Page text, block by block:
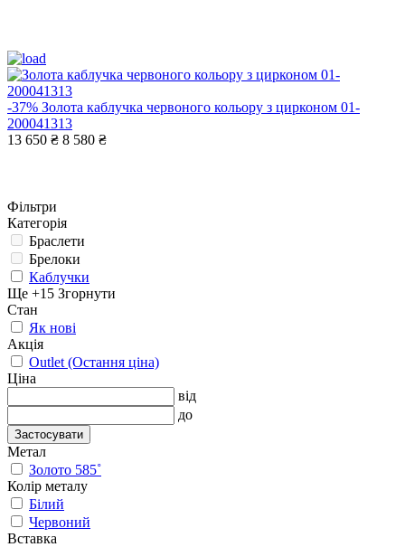
-37% Золота каблучка червоного кольору з цирконом 01-
200041313
13 650 ₴ 8 580 ₴
Фільтри
Категорія
Браслети
Брелоки
Каблучки
Ще +15 Згорнути
Стан
Як нові
Акція
Outlet (Остання ціна)
Ціна
від
до
Застосувати
Метал
Золото 585˚
Колір металу
Білий
Червоний
Вставка